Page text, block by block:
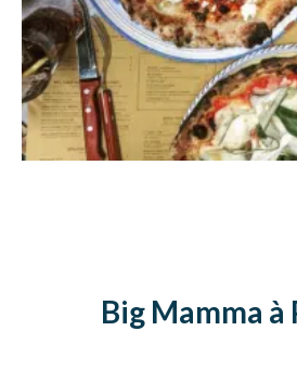
Big Mamma à